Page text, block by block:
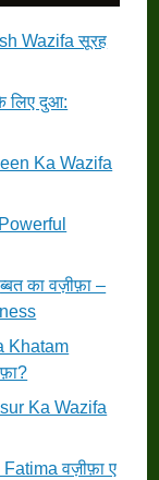
Wazifa सूरह
लिए दुआ:
Ka Wazifa
का वज़ीफ़ा –
Khatam
Ka Wazifa
वज़ीफ़ा ए